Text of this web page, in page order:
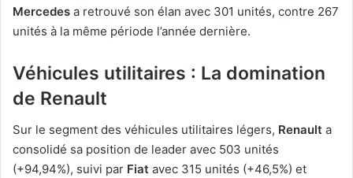
Mercedes a retrouvé son élan avec 301 unités, contre 267
unités à la même période l’année dernière.
Véhicules utilitaires : La domination
de Renault
Sur le segment des véhicules utilitaires légers, Renault a
consolidé sa position de leader avec 503 unités
(+94,94%), suivi par Fiat avec 315 unités (+46,5%) et